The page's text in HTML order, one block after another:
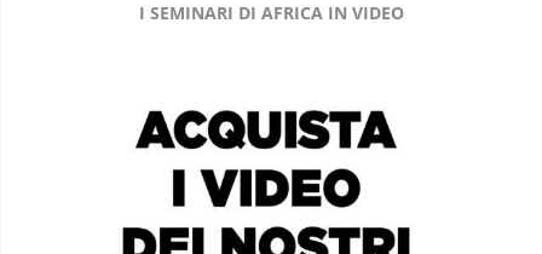
I SEMINARI DI AFRICA IN VIDEO